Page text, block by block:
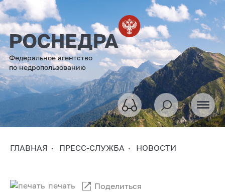
Федеральное агентство
по недропользованию
ГЛАВНАЯ ПРЕСС-СЛУЖБА НОВОСТИ
печать Поделиться